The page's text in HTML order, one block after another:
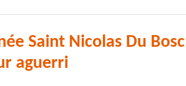
Saint Nicolas Du Bosc
aguerri